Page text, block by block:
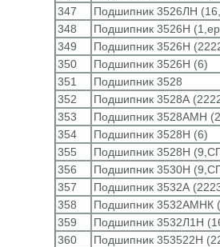
347
Подшипник 3526ЛН
348
Подшипник 3526Н
349
Подшипник 3526Н
350
Подшипник 3526Н (6)
351
Подшипник 3528
352
Подшипник 3528А
353
Подшипник 3528АМН
354
Подшипник 3528Н (6)
355
Подшипник 3528Н
356
Подшипник 3530Н
357
Подшипник 3532А
358
Подшипник 3532АМНК
359
Подшипник 3532Л1Н
360
Подшипник 353522Н